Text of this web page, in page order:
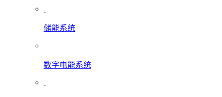
储能系统
数字电能系统